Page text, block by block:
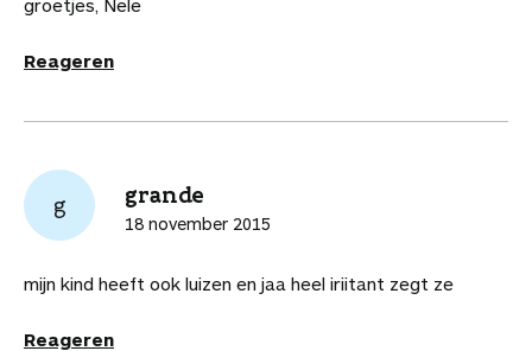
groetjes, Nele
Reageren
g grande
18 november 2015
mijn kind heeft ook luizen en jaa heel iriitant zegt ze
Reageren